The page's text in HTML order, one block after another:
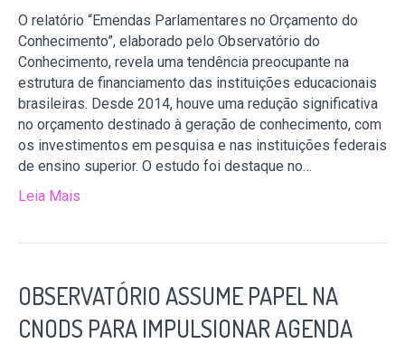
O relatório “Emendas Parlamentares no Orçamento do
Conhecimento”, elaborado pelo Observatório do
Conhecimento, revela uma tendência preocupante na
estrutura de financiamento das instituições educacionais
brasileiras. Desde 2014, houve uma redução significativa
no orçamento destinado à geração de conhecimento, com
os investimentos em pesquisa e nas instituições federais
de ensino superior. O estudo foi destaque no…
Leia Mais
OBSERVATÓRIO ASSUME PAPEL NA
CNODS PARA IMPULSIONAR AGENDA